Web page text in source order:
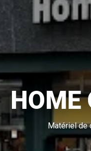
HOME
Matériel de